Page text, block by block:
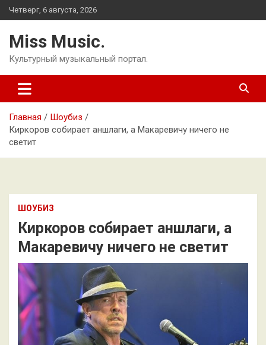
Перейти
к
Четверг, 6 августа, 2026
Miss Music.
Культурный музыкальный портал.
Главная
Шоубиз
Киркоров собирает аншлаги, а Макаревичу ничего не
светит
ШОУБИЗ
Киркоров собирает аншлаги, а
Макаревичу ничего не светит